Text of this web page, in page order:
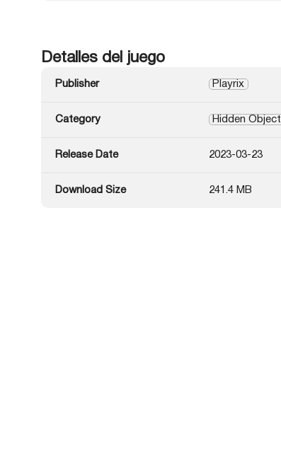
Detalles del juego
Publisher Playrix
Category Hidden Object
Release Date 2023-03-23
Download Size 241.4 MB